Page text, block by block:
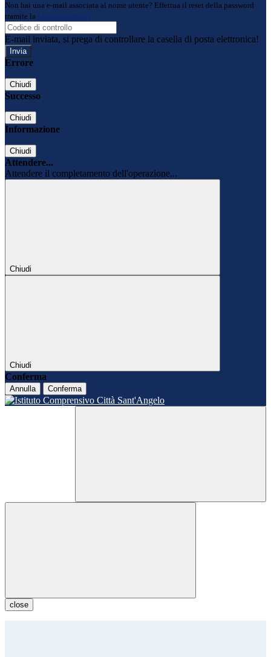
Non hai una e-mail associata al nome utente? Effettua il reset della password
tramite la
Login Spaggiari
E-mail inviata, si prega di controllare la casella di posta elettronica!
Errore
Chiudi
Successo
Chiudi
Informazione
Chiudi
Attendere...
Attendere il completamento dell'operazione...
Chiudi
Chiudi
Conferma
Annulla Conferma
close